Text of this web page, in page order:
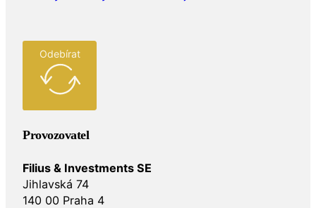
Odebírat
Provozovatel
Filius & Investments SE
Jihlavská 74
140 00 Praha 4